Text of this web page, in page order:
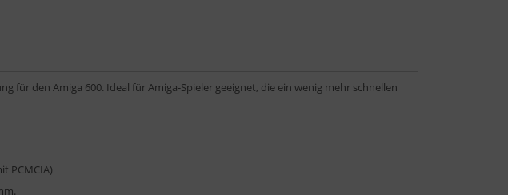
für den Amiga 600. Ideal für Amiga-Spieler geeignet, die ein wenig mehr schnellen
PCMCIA)